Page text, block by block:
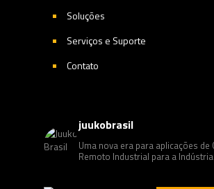
Soluções
Serviços e Suporte
Contato
juukobrasil
Uma nova era para aplicações de
Remoto Industrial para a Indústria